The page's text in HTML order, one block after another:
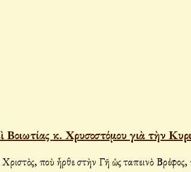
Μήνυμα τοῦ Σεβασμιωτάτου Μητροπολίτου Ἀττικῆς καὶ
ποὺ ἦρθε στὴν Γῆ ὡς ταπεινὸ